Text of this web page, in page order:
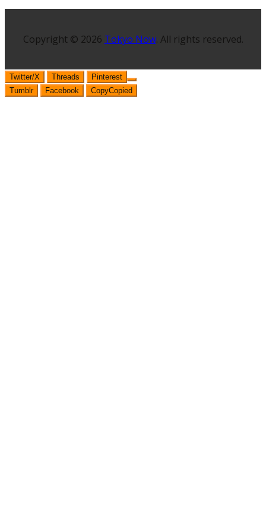
Copyright © 2026 Tokyo Now. All rights reserved.
Twitter/X Threads
Pinterest
Tumblr
Facebook CopyCopied